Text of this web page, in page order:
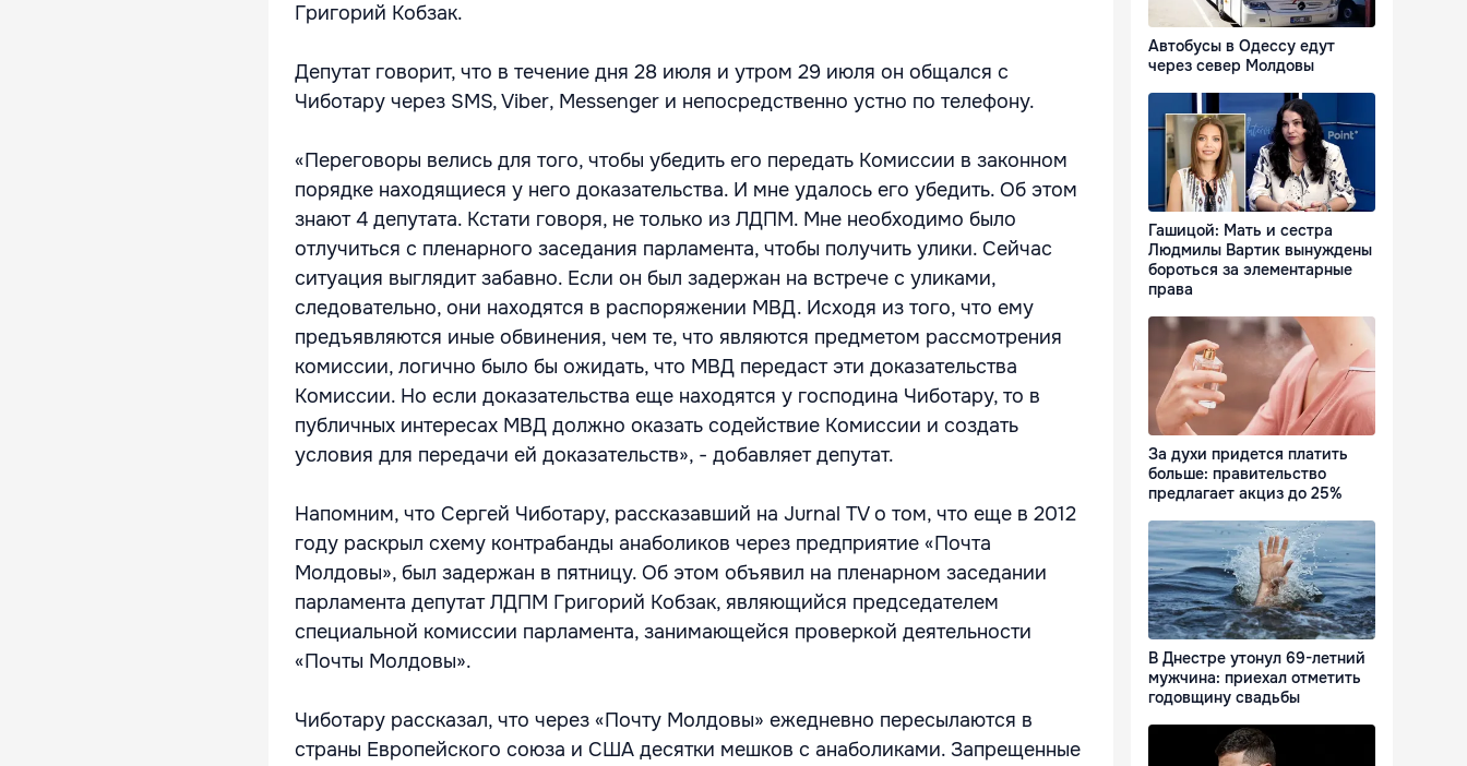
Григорий Кобзак.
Депутат говорит, что в течение дня 28 июля и утром 29 июля он общался с
Чиботару через SMS, Viber, Messenger и непосредственно устно по телефону.
«Переговоры велись для того, чтобы убедить его передать Комиссии в законном
порядке находящиеся у него доказательства. И мне удалось его убедить. Об этом
знают 4 депутата. Кстати говоря, не только из ЛДПМ. Мне необходимо было
отлучиться с пленарного заседания парламента, чтобы получить улики. Сейчас
ситуация выглядит забавно. Если он был задержан на встрече с уликами,
следовательно, они находятся в распоряжении МВД. Исходя из того, что ему
предъявляются иные обвинения, чем те, что являются предметом рассмотрения
комиссии, логично было бы ожидать, что МВД передаст эти доказательства
Комиссии. Но если доказательства еще находятся у господина Чиботару, то в
публичных интересах МВД должно оказать содействие Комиссии и создать
условия для передачи ей доказательств», - добавляет депутат.
Напомним, что Сергей Чиботару, рассказавший на Jurnal TV о том, что еще в 2012
году раскрыл схему контрабанды анаболиков через предприятие «Почта
Молдовы», был задержан в пятницу. Об этом объявил на пленарном заседании
парламента депутат ЛДПМ Григорий Кобзак, являющийся председателем
специальной комиссии парламента, занимающейся проверкой деятельности
«Почты Молдовы».
Чиботару рассказал, что через «Почту Молдовы» ежедневно пересылаются в
страны Европейского союза и США десятки мешков с анаболиками. Запрещенные
Автобусы в Одессу едут
через север Молдовы
Гашицой: Мать и сестра
Людмилы Вартик вынуждены
бороться за элементарные
права
За духи придется платить
больше: правительство
предлагает акциз до 25%
В Днестре утонул 69-летний
мужчина: приехал отметить
годовщину свадьбы